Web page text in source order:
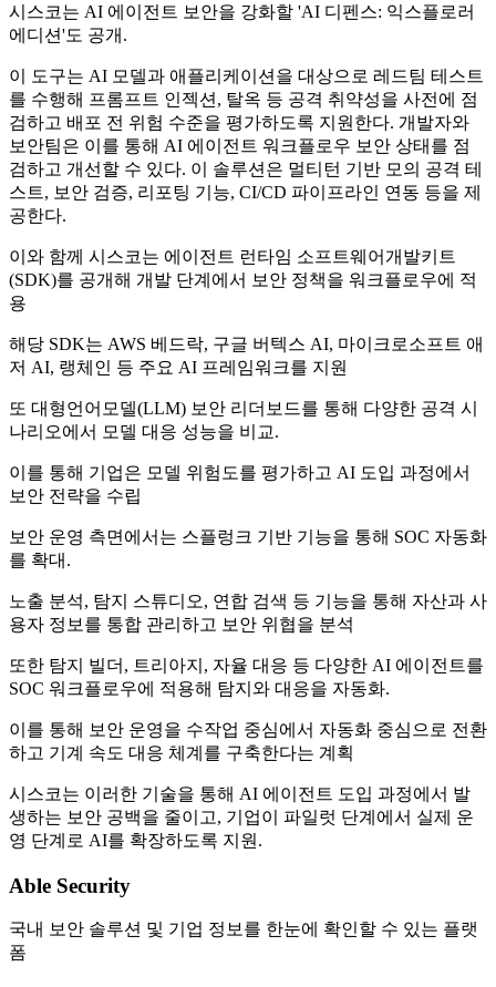
시스코는 AI 에이전트 보안을 강화할 'AI 디펜스: 익스플로러
에디션'도 공개.
이 도구는 AI 모델과 애플리케이션을 대상으로 레드팀 테스트
를 수행해 프롬프트 인젝션, 탈옥 등 공격 취약성을 사전에 점
검하고 배포 전 위험 수준을 평가하도록 지원한다. 개발자와
보안팀은 이를 통해 AI 에이전트 워크플로우 보안 상태를 점
검하고 개선할 수 있다. 이 솔루션은 멀티턴 기반 모의 공격 테
스트, 보안 검증, 리포팅 기능, CI/CD 파이프라인 연동 등을 제
공한다.
이와 함께 시스코는 에이전트 런타임 소프트웨어개발키트
(SDK)를 공개해 개발 단계에서 보안 정책을 워크플로우에 적
용
해당 SDK는 AWS 베드락, 구글 버텍스 AI, 마이크로소프트 애
저 AI, 랭체인 등 주요 AI 프레임워크를 지원
또 대형언어모델(LLM) 보안 리더보드를 통해 다양한 공격 시
나리오에서 모델 대응 성능을 비교.
이를 통해 기업은 모델 위험도를 평가하고 AI 도입 과정에서
보안 전략을 수립
보안 운영 측면에서는 스플렁크 기반 기능을 통해 SOC 자동화
를 확대.
노출 분석, 탐지 스튜디오, 연합 검색 등 기능을 통해 자산과 사
용자 정보를 통합 관리하고 보안 위협을 분석
또한 탐지 빌더, 트리아지, 자율 대응 등 다양한 AI 에이전트를
SOC 워크플로우에 적용해 탐지와 대응을 자동화.
이를 통해 보안 운영을 수작업 중심에서 자동화 중심으로 전환
하고 기계 속도 대응 체계를 구축한다는 계획
시스코는 이러한 기술을 통해 AI 에이전트 도입 과정에서 발
생하는 보안 공백을 줄이고, 기업이 파일럿 단계에서 실제 운
영 단계로 AI를 확장하도록 지원.
Able Security
국내 보안 솔루션 및 기업 정보를 한눈에 확인할 수 있는 플랫
폼